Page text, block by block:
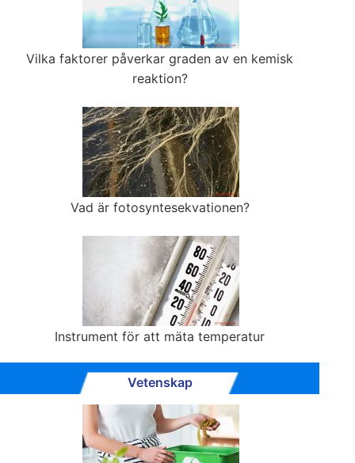
Vilka faktorer påverkar graden av en kemisk
reaktion?
Vad är fotosyntesekvationen?
Instrument för att mäta temperatur
Vetenskap